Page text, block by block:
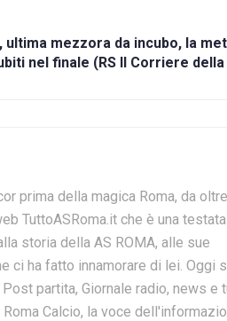
ultima mezzora da incubo, la
nel finale (RS Il Corriere
prima della magica Roma, da
TuttoASRoma.it che è una testata
storia della AS ROMA, alle sue
ci ha fatto innamorare di lei. Oggi
partita, Giornale radio, news e
Calcio, la voce